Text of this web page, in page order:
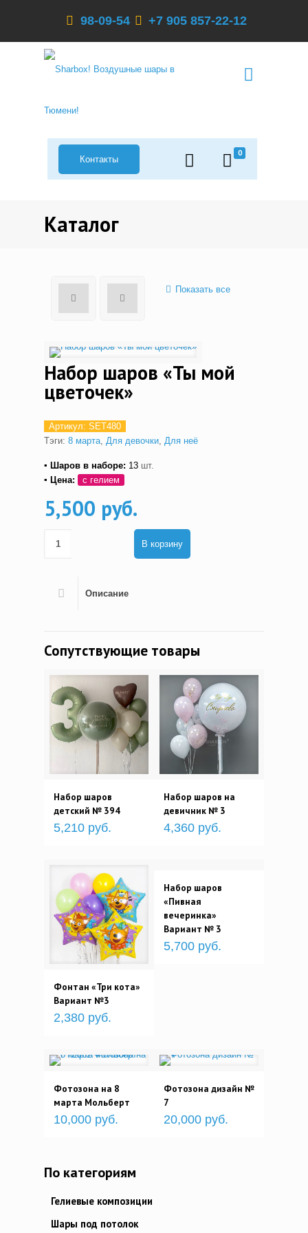
98-09-54 +7 905 857-22-12
0
Контакты
Каталог
Показать все
Набор шаров «Ты мой
цветочек»
Артикул: SET480
Тэги: 8 марта, Для девочки, Для неё
▪ Шаров в наборе: 13 шт.
▪ Цена:
с гелием
5,500 руб.
В корзину
Описание
Сопутствующие товары
Набор шаров
детский № 394
5,210 руб.
Набор шаров на
девичник № 3
4,360 руб.
Фонтан «Три кота»
Вариант №3
2,380 руб.
Набор шаров
«Пивная
вечеринка»
Вариант № 3
5,700 руб.
Фотозона на 8
марта Мольберт
10,000 руб.
Фотозона дизайн №
7
20,000 руб.
По категориям
Гелиевые композиции
Шары под потолок